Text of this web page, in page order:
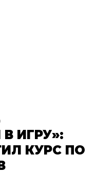
ИГРУ»:
КУРС ПО